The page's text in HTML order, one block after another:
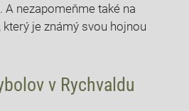
A ⁤nezapomeňme také na
který je známý svou hojnou
v Rychvaldu